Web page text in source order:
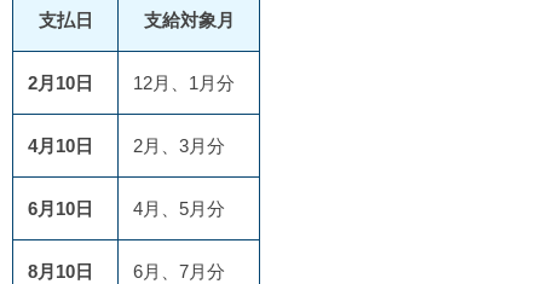
支払日 支給対象月
2月10日 12月、1月分
4月10日 2月、3月分
6月10日 4月、5月分
8月10日 6月、7月分